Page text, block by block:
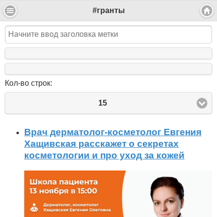
#гранты
Кол-во строк:
15
Врач дерматолог-косметолог Евгения
Хащивская расскажет о секретах
косметологии и про уход за кожей